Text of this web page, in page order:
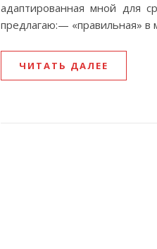
адаптированная мной для
предлагаю:— «правильная» в
ЧИТАТЬ ДАЛЕЕ